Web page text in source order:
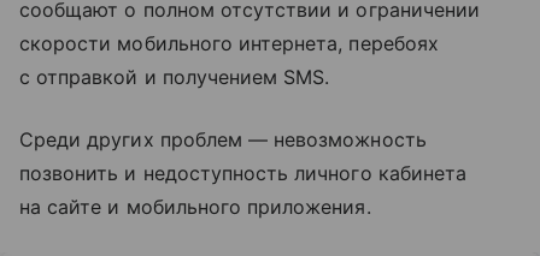
сообщают о полном отсутствии и ограничении
скорости мобильного интернета, перебоях
с отправкой и получением SMS.
Среди других проблем — невозможность
позвонить и недоступность личного кабинета
на сайте и мобильного приложения.